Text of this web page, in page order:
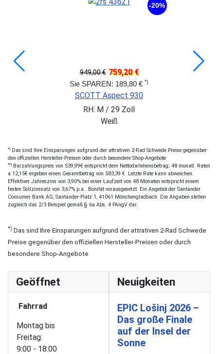
-20%
949,00 € 759,20 €
Sie SPAREN: 189,80 € *)
SCOTT Aspect 930
RH: M / 29 Zoll
Weiß
*) Das sind Ihre Einsparungen aufgrund der attrativen 2-Rad Schwede Preise gegenüber
den offiziellen Hersteller-Preisen oder durch besondere Shop-Angebote
**) Barzahlungspreis von 539,99€ entspricht dem Nettodarlehensbetrag; 48 monatl. Raten
a 12,15€ ergeben einen Gesamtbetrag von 583,39 €. Letzte Rate kann abweichen.
Effektiver Jahreszins von 3,90% bei einer Laufzeit von 48 Monaten entspricht einem
festen Sollzinssatz von 3,67% p.a.. Bonität vorausgesetzt. Ein Angebot der Santander
Consumer Bank AG, Santander-Platz 1, 41061 Mönchengladbach. Die Angaben stellen
zugleich das 2/3 Beispiel gemäß § 6a Abs. 4 PAngV dar.
*) Das sind Ihre Einsparungen aufgrund der attrativen 2-Rad Schwede
Preise gegenüber den offiziellen Hersteller-Preisen oder durch
besondere Shop-Angebote
Geöffnet
Fahrrad
Montag bis
Freitag:
9:00 - 18:00
Neuigkeiten
EPIC Lošinj 2026 –
Das große Finale
auf der Insel der
Sonne